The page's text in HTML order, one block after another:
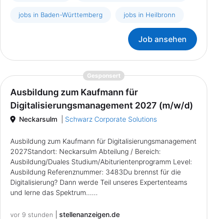
jobs in Baden-Württemberg jobs in Heilbronn
Job ansehen
Gesponsert{prompt.job}
Ausbildung zum Kaufmann für
Digitalisierungsmanagement 2027 (m/w/d)
Neckarsulm Schwarz Corporate Solutions
Ausbildung zum Kaufmann für Digitalisierungsmanagement
2027Standort: Neckarsulm Abteilung / Bereich:
Ausbildung/Duales Studium/Abiturientenprogramm Level:
Ausbildung Referenznummer: 3483Du brennst für die
Digitalisierung? Dann werde Teil unseres Expertenteams
und lerne das Spektrum......
vor 9 stunden stellenanzeigen.de